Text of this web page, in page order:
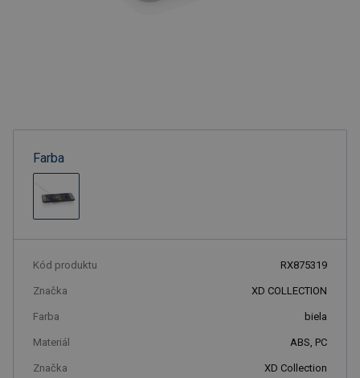
Farba
Kód produktu RX875319
Značka XD COLLECTION
Farba biela
Materiál ABS, PC
Značka XD Collection